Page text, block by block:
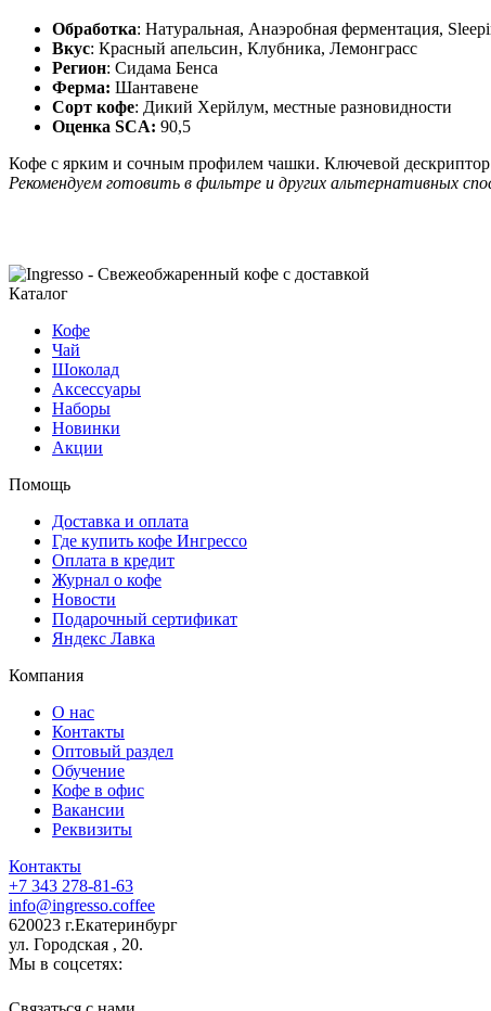
Обработка: Натуральная, Анаэробная ферментация,
Вкус: Красный апельсин, Клубника, Лемонграсс
Регион: Сидама Бенса
Ферма: Шантавене
Сорт кофе: Дикий Херйлум, местные разновидности
Оценка SCA: 90,5
Кофе с ярким и сочным профилем чашки. Ключевой
Рекомендуем готовить в фильтре и других альтернативных
Каталог
Кофе
Чай
Шоколад
Аксессуары
Наборы
Новинки
Акции
Помощь
Доставка и оплата
Где купить кофе Ингрессо
Оплата в кредит
Журнал о кофе
Новости
Подарочный сертификат
Яндекс Лавка
Компания
О нас
Контакты
Оптовый раздел
Обучение
Кофе в офис
Вакансии
Реквизиты
Контакты
+7 343 278-81-63
info@ingresso.coffee
620023 г.Екатеринбург
ул. Городская , 20.
Мы в соцсетях: